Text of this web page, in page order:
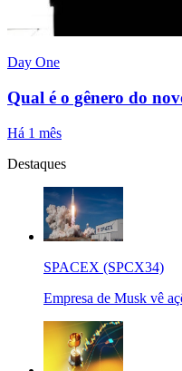
Day One
Qual é o gênero do
Há 1 mês
Destaques
SPACEX (SPCX34)
Empresa de Musk vê